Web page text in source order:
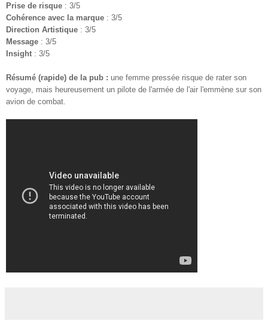
Prise de risque : 3/5
Cohérence avec la marque : 3/5
Direction Artistique : 3/5
Message : 3/5
Insight : 3/5
Résumé (rapide) de la pub : une femme pressée risque de rater son
voyage, mais heureusement un pilote de l'armée de l'air l'emmène sur son
avion de combat.